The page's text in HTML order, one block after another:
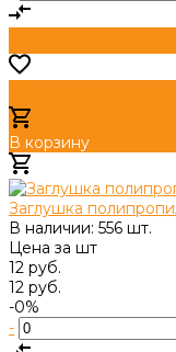
В корзину
Заглушка
В наличии: 556 шт.
Цена за шт
12 руб.
12 руб.
-0%
-